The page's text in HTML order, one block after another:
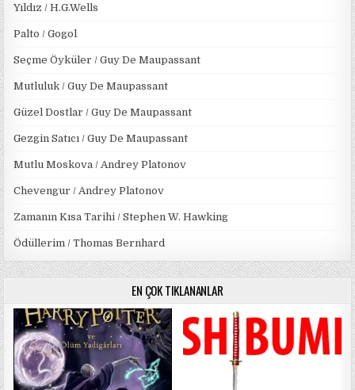
Yıldız / H.G.Wells
Palto / Gogol
Seçme Öyküler / Guy De Maupassant
Mutluluk / Guy De Maupassant
Güzel Dostlar / Guy De Maupassant
Gezgin Satıcı / Guy De Maupassant
Mutlu Moskova / Andrey Platonov
Chevengur / Andrey Platonov
Zamanın Kısa Tarihi / Stephen W. Hawking
Ödüllerim / Thomas Bernhard
EN ÇOK TIKLANANLAR